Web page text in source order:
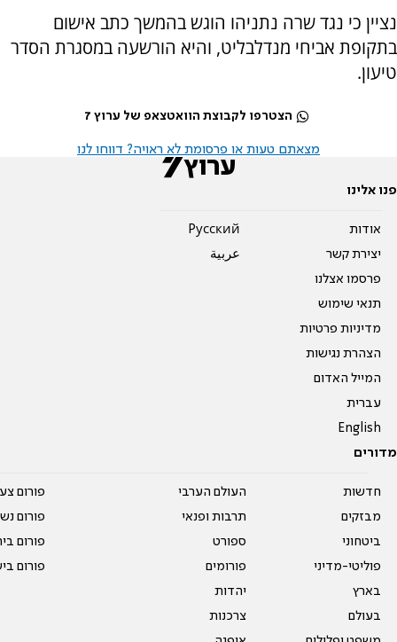
נציין כי נגד שרה נתניהו הוגש בהמשך כתב אישום
בתקופת אביחי מנדלבליט, והיא הורשעה במסגרת הסדר
טיעון.
הצטרפו לקבוצת הוואטצאפ של ערוץ 7
מצאתם טעות או פרסומת לא ראויה? דווחו לנו
פנו אלינו
אודות
יצירת קשר
פרסמו אצלנו
תנאי שימוש
מדיניות פרטיות
הצהרת נגישות
המייל האדום
עברית
English
Pусский
عربية
מדורים
חדשות
מבזקים
ביטחוני
פוליטי-מדיני
בארץ
בעולם
העולם הערבי
תרבות ופנאי
ספורט
פורומים
יהדות
צרכנות
פורום
פורום
פורום
פורום